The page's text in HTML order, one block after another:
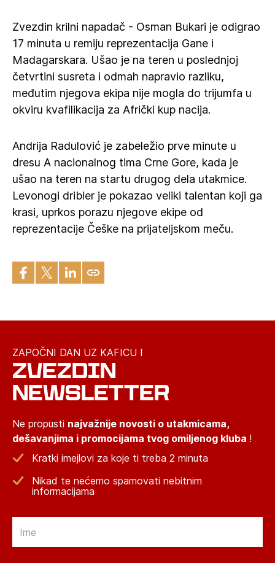
Zvezdin krilni napadač - Osman Bukari je odigrao
17 minuta u remiju reprezentacija Gane i
Madagarskara. Ušao je na teren u poslednjoj
četvrtini susreta i odmah napravio razliku,
međutim njegova ekipa nije mogla do trijumfa u
okviru kvafilikacija za Afrički kup nacija.
Andrija Radulović je zabeležio prve minute u
dresu A nacionalnog tima Crne Gore, kada je
ušao na teren na startu drugog dela utakmice.
Levonogi dribler je pokazao veliki talentan koji ga
krasi, uprkos porazu njegove ekipe od
reprezentacije Češke na prijateljskom meču.
ZAPOČNI DAN UZ KAFICU I
ZVEZDIN
NEWSLETTER
Ne propusti najvažnije novosti o utakmicama,
dešavanjima i promocijama tvog omiljenog kluba !
Kratki imejlovi za koje ti treba 2 minuta
Nikad te nećemo spamovati nebitnim
informacijama